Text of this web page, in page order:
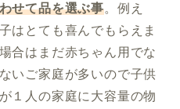
せて品を選ぶ事。例え
はとても喜んでもらえま
合はまだ赤ちゃん用でな
いご家庭が多いので子供
１人の家庭に大容量の物